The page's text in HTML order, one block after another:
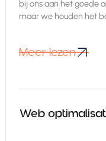
bij ons aan het goede
maar we houden het
Meer lezen
Web